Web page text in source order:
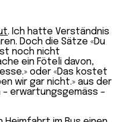
. Ich hatte Verständnis
Doch die Sätze «Du
noch nicht
ein Föteli davon,
oder «Das kostet
wir gar nicht.» aus der
erwartungsgemäss –